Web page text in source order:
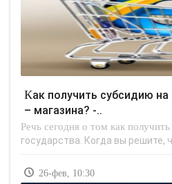
Как получить субсидию на открытие интернет
– магазина? -..
Речь сегодня о том как
государства. Когда вы решите,
26-фев, 10:30